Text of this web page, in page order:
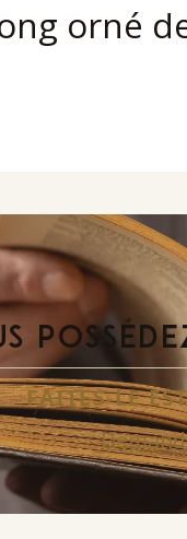
orné
FAITES-LE